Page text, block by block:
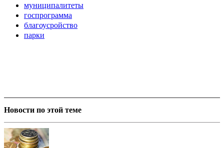
муниципалитеты
госпрограмма
благоусройство
парки
Новости по этой теме